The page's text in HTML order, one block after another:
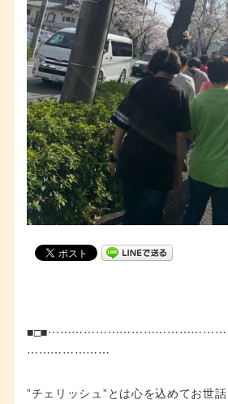
…………………
”チェリッシュ”とは心を込めてお世